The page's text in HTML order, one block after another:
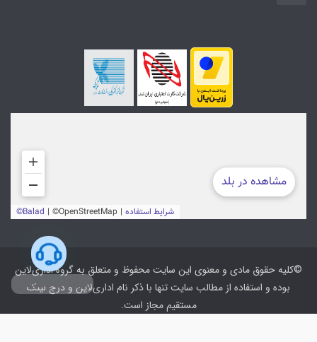
ارتباط با پشتیبانی
©کلیه حقوق مادی و معنوی این سایت محفوظ و متعلق به گروه اداری‌لاین
بوده و استفاده از مطالب سایت تنها با ذکر نام اداری‌لاین و درج لینک
مستقیم مجاز است.